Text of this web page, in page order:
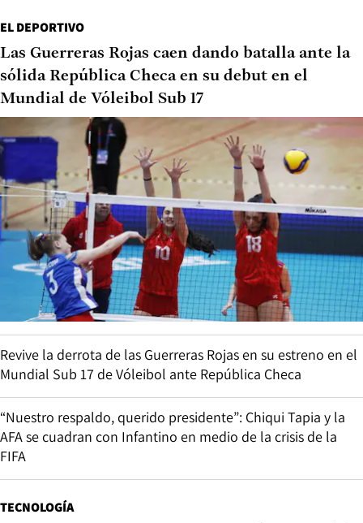
EL DEPORTIVO
Las Guerreras Rojas caen dando batalla ante la
sólida República Checa en su debut en el
Mundial de Vóleibol Sub 17
Revive la derrota de las Guerreras Rojas en su estreno en el
Mundial Sub 17 de Vóleibol ante República Checa
“Nuestro respaldo, querido presidente”: Chiqui Tapia y la
AFA se cuadran con Infantino en medio de la crisis de la
FIFA
TECNOLOGÍA